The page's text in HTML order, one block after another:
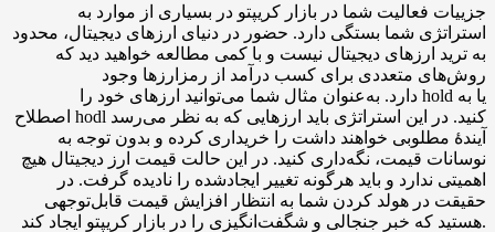
جزییات فعالیت شما در بازار کریپتو در بسیاری از موارد به
استراتژی شما بستگی دارد. حضور در دنیای ارزهای دیجیتال، محدود
به ترید ارزهای دیجیتال نیست و با کمی مطالعه خواهید دید که
روش‌های متعددی برای کسب درآمد از رمزارزها وجود
دارد. به‌عنوان مثال شما می‌توانید ارزهای خود را hold یا به
اصطلاح hodl کنید. در این استراتژی باید ارزهایی که به نظر می‌رسد
آیندهٔ مطلوبی خواهند داشت را خریداری کرده و بدون توجه به
نوسانات قیمت، نگه‌داری کنید. در این حالت قیمت ارز دیجیتال هیچ
اهمیتی ندارد و باید هرگونه تغییر ایجادشده را نادیده گرفت. در
حقیقت در هولد کردن شما به انتظار افزایش قیمت قابل‌توجهی
هستید که خبر جنجالی و شگفت‌انگیزی را در بازار کریپتو ایجاد کند.